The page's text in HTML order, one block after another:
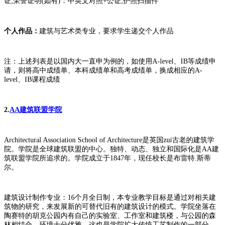
个人作品： 建筑与艺术类专业，要求学生递交个人作品
注：上述列表是以国内大一直申为例的，如使用A-level、IB等成绩申
请，则将高中成绩单、本科成绩单和高考成绩单，换成相应的A-
level、IB课程成绩
2.AA建筑联盟学院
Architectural Association School of Architecture是英国zui古老的建筑学
院。学院是全球建筑联盟的中心。独特、动态、独立和国际化是AA建
筑联盟学院所追求的。学院成立于1847年，现任校长是布雷特.斯蒂
尔。
建筑设计制作专业：16个月全日制，本专业教学目标是通过对相关建
筑物的研究，来发展新的可替代旧有的建筑设计的模式。学院坐落在
陶赛特的胡克公园内有自己的实验室、工作室和建筑楼，与公园的森